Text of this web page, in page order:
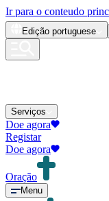
Ir para o conteudo
Edição portuguese
Serviços
Doe agora
Registar
Doe agora
Oração
Menu